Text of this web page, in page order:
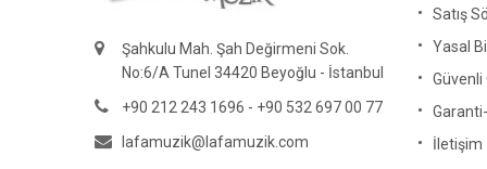
Şahkulu Mah. Şah Değirmeni Sok.
No:6/A Tunel 34420 Beyoğlu - İstanbul
+90 212 243 1696 - +90 532 697 00 77
lafamuzik@lafamuzik.com
Satış
Yasal
Güvenli
İletişim